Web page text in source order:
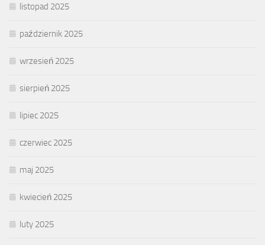
listopad 2025
październik 2025
wrzesień 2025
sierpień 2025
lipiec 2025
czerwiec 2025
maj 2025
kwiecień 2025
luty 2025